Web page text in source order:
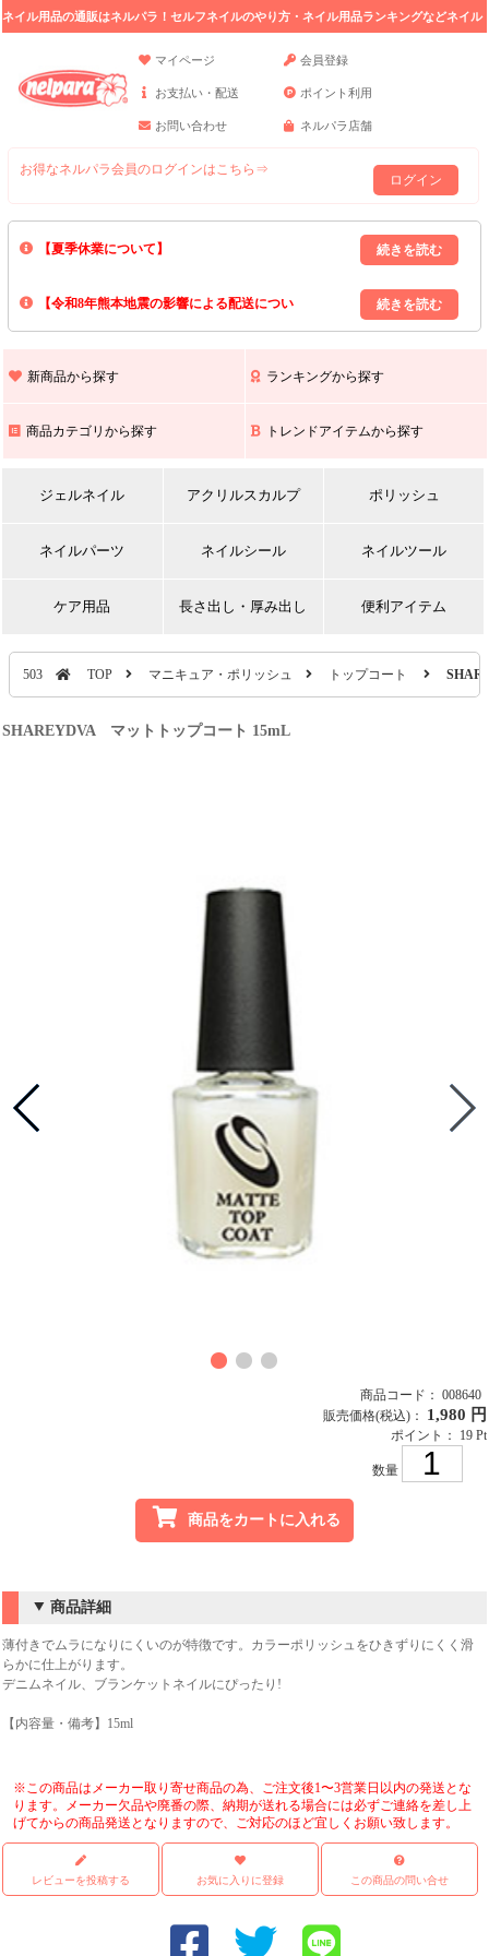
ネイル用品の通販はネルパラ！セルフネイルのやり方・ネイル用品ランキングなどネイル
マイページ
会員登録
お支払い・配送 ポイント利用
お問い合わせ ネルパラ店舗
お得なネルパラ会員のログインはこちら⇒
ログイン
【夏季休業について】
8/13(木)～8/16(日)の間｢出荷業務・お問い合わせ業務｣はお休みいたしま
上記期間中のご注文・お問い合わせは8/17(月)以降の対応となりますので
【令和8年熊本地震の影響による配送につい
また､ 九州全域でお荷物のお届けに遅延が生じております｡
新商品から探す ランキングから探す
商品カテゴリから探す トレンドアイテムから探す
ジェルネイル アクリルスカルプ ポリッシュ
ネイルパーツ ネイルシール ネイルツール
ケア用品 長さ出し・厚み出し 便利アイテム
503 TOP マニキュア・ポリッシュ トップコート
SHAREYDVA マットトップコート 15mL
商品コード： 008640
販売価格(税込)： 1,980 円
ポイント： 19 Pt
数量
商品をカートに入れる
商品詳細
薄付きでムラになりにくいのが特徴です。カラーポリッシュをひきずりにくく滑
らかに仕上がります。
デニムネイル、ブランケットネイルにぴったり!
【内容量・備考】15ml
※この商品はメーカー取り寄せ商品の為、ご注文後1〜3営業日以内の発送とな
ります。メーカー欠品や廃番の際、納期が送れる場合には必ずご連絡を差し上
げてからの商品発送となりますので、ご対応のほど宜しくお願い致します。
レビューを投稿する お気に入りに登録 この商品の問い合せ